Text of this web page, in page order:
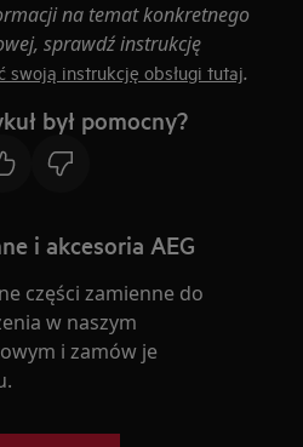
na temat konkretnego
sprawdź instrukcję
swoją instrukcję obsługi tutaj.
był pomocny?
i akcesoria AEG
części zamienne do
w naszym
i zamów je